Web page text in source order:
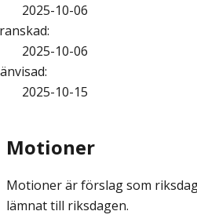
2025-10-06
:
2025-10-06
:
2025-10-15
Motioner
Motioner är förslag som
lämnat till riksdagen.